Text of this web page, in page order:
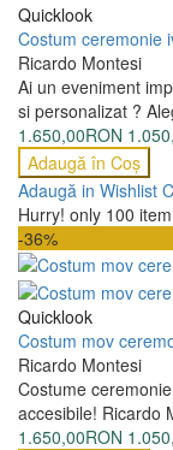
Quicklook
Costum ceremonie
Ricardo Montesi
Ai un eveniment
si personalizat ?
1.650,00RON
Adaugă în Coş
Adaugă in Wishlist
Hurry! only 100
-36%
Quicklook
Costum mov
Ricardo Montesi
Costume
accesibile! Ricardo
1.650,00RON